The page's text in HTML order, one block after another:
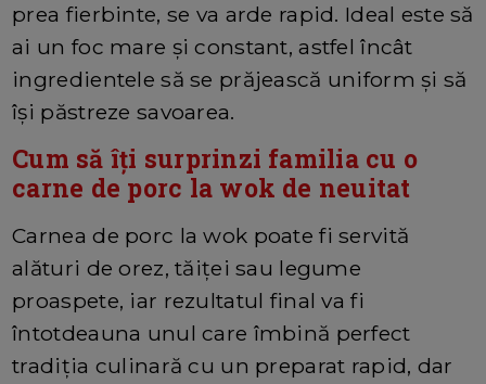
prea fierbinte, se va arde rapid. Ideal este să
ai un foc mare și constant, astfel încât
ingredientele să se prăjească uniform și să
își păstreze savoarea.
Cum să îți surprinzi familia cu o
carne de porc la wok de neuitat
Carnea de porc la wok poate fi servită
alături de orez, tăiței sau legume
proaspete, iar rezultatul final va fi
întotdeauna unul care îmbină perfect
tradiția culinară cu un preparat rapid, dar